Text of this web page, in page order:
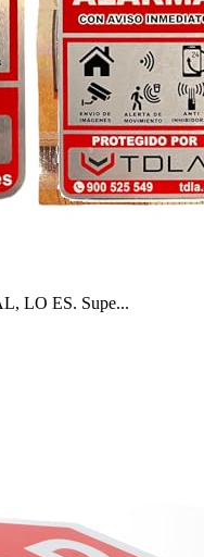
LO ES. Supe...